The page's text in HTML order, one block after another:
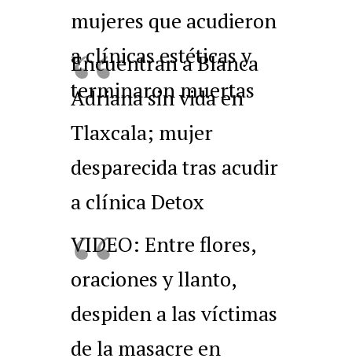
mujeres que acudieron
a clínicas estéticas y
terminaron muertas
Encuentran a Blanca
Adriana sin vida en
Tlaxcala; mujer
desparecida tras acudir
a clínica Detox
VIDEO: Entre flores,
oraciones y llanto,
despiden a las víctimas
de la masacre en